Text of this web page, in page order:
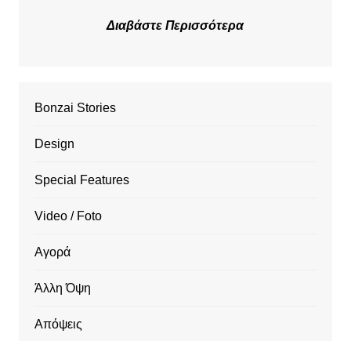
Διαβάστε Περισσότερα
Bonzai Stories
Design
Special Features
Video / Foto
Αγορά
Άλλη Όψη
Απόψεις